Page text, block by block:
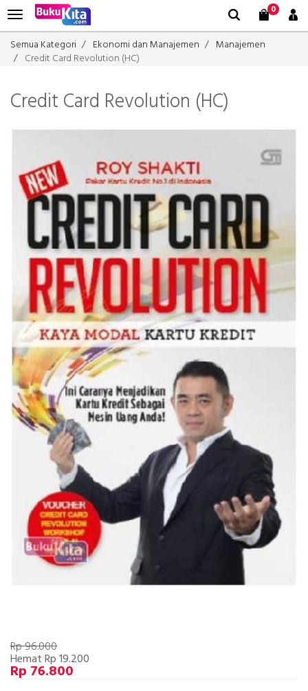
0
Semua Kategori Ekonomi dan Manajemen
Manajemen
Credit Card Revolution (HC)
Credit Card Revolution (HC)
Rp 96.000
Hemat Rp 19.200
Rp 76.800